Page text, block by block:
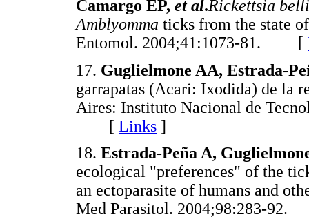
Camargo EP, et al.Rickettsia
Amblyomma ticks from the state
Entomol. 2004;41:1073-81. [
17. Guglielmone AA, Estrada-
garrapatas (Acari: Ixodida) de la
Aires: Instituto Nacional de
[ Links ]
18. Estrada-Peña A,
ecological "preferences" of the
an ectoparasite of humans and
Med Parasitol. 2004;98:283-